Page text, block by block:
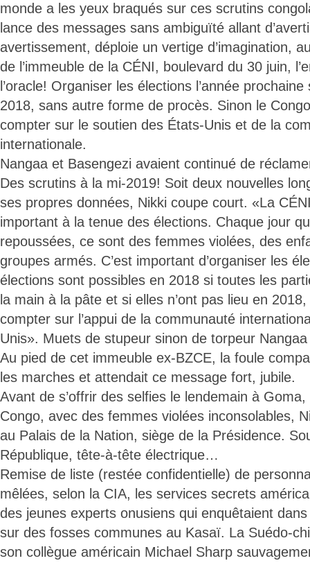
monde a les yeux braqués sur ces scrutins
lance des messages sans ambiguïté allant
avertissement, déploie un vertige d’imagination,
de l’immeuble de la CÉNI, boulevard du 30 juin,
l’oracle! Organiser les élections l’année
2018, sans autre forme de procès. Sinon le
compter sur le soutien des États-Unis et de la
internationale.
Nangaa et Basengezi avaient continué de
Des scrutins à la mi-2019! Soit deux nouvelles
ses propres données, Nikki coupe court. «La
important à la tenue des élections. Chaque jour
repoussées, ce sont des femmes violées, des
groupes armés. C’est important d’organiser les
élections sont possibles en 2018 si toutes les
la main à la pâte et si elles n’ont pas lieu en
compter sur l’appui de la communauté
Unis». Muets de stupeur sinon de torpeur
Au pied de cet immeuble ex-BZCE, la foule
les marches et attendait ce message fort, jubile.
Avant de s’offrir des selfies le lendemain à
Congo, avec des femmes violées inconsolables,
au Palais de la Nation, siège de la Présidence.
République, tête-à-tête électrique…
Remise de liste (restée confidentielle) de
mêlées, selon la CIA, les services secrets
des jeunes experts onusiens qui enquêtaient
sur des fosses communes au Kasaï. La Suédo-
son collègue américain Michael Sharp